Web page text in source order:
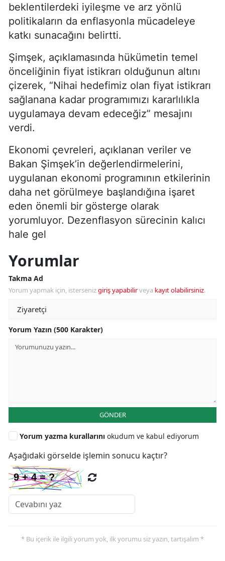
beklentilerdeki iyileşme ve arz yönlü
politikaların da enflasyonla mücadeleye
katkı sunacağını belirtti.
Şimşek, açıklamasında hükümetin temel
önceliğinin fiyat istikrarı olduğunun altını
çizerek, “Nihai hedefimiz olan fiyat istikrarı
sağlanana kadar programımızı kararlılıkla
uygulamaya devam edeceğiz” mesajını
verdi.
Ekonomi çevreleri, açıklanan veriler ve
Bakan Şimşek’in değerlendirmelerini,
uygulanan ekonomi programının etkilerinin
daha net görülmeye başlandığına işaret
eden önemli bir gösterge olarak
yorumluyor. Dezenflasyon sürecinin kalıcı
hale gel
Yorumlar
Takma Ad
Yorum yapmak için, istersenizgiriş yapabilirveya kayıt olabilirsiniz.
Yorum Yazın (500 Karakter)
GÖNDER
Yorum yazma kurallarını okudum ve kabul ediyorum
Aşağıdaki görselde işlemin sonucu kaçtır?
* Bu içerik ile ilgili yorum yok, ilk yorumu siz yazın, tartışalım *